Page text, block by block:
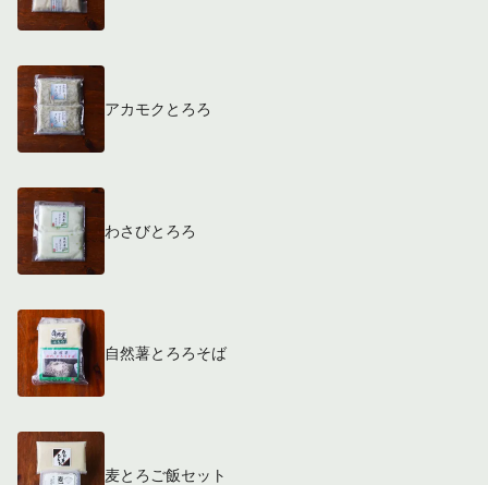
アカモクとろろ
わさびとろろ
自然薯とろろそば
麦とろご飯セット